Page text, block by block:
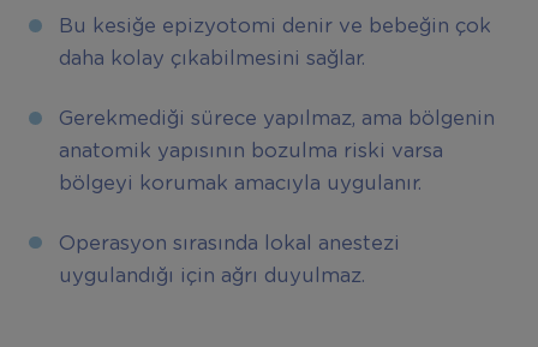
Bu kesiğe epizyotomi denir ve bebeğin çok
daha kolay çıkabilmesini sağlar.
Gerekmediği sürece yapılmaz, ama bölgenin
anatomik yapısının bozulma riski varsa
bölgeyi korumak amacıyla uygulanır.
Operasyon sırasında lokal anestezi
uygulandığı için ağrı duyulmaz.